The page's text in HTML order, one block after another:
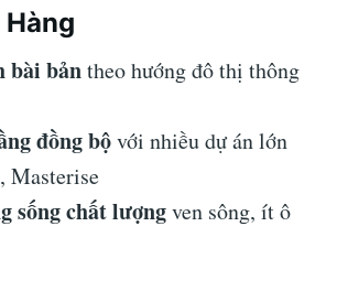
Hàng
bài bảntheo hướng đô thị thông
đồng bộvới nhiều dự án lớn
Masterise
sống chất lượngven sông, ít ô